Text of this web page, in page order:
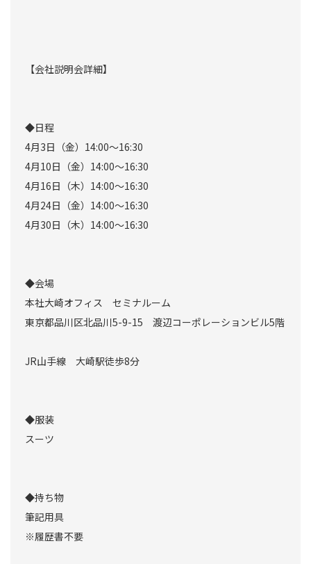
【会社説明会詳細】
◆日程
4月3日（金）14:00～16:30
4月10日（金）14:00～16:30
4月16日（木）14:00～16:30
4月24日（金）14:00～16:30
4月30日（木）14:00～16:30
◆会場
本社大崎オフィス セミナルーム
東京都品川区北品川5-9-15 渡辺コーポレーションビル5階
JR山手線 大崎駅徒歩8分
◆服装
スーツ
◆持ち物
筆記用具
※履歴書不要